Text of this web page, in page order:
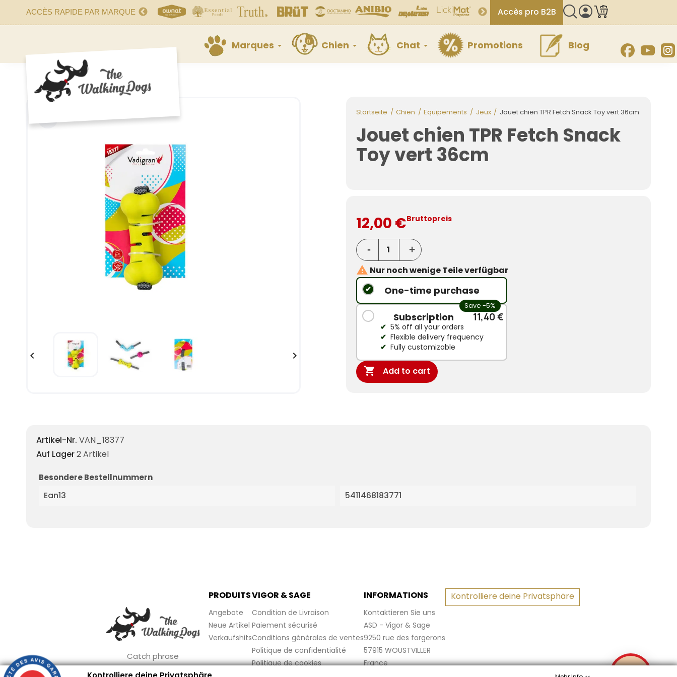
ACCÈS RAPIDE PAR MARQUE Accès pro B2B
Marques Chien Chat Promotions Blog Facebook
 
Startseite Chien Equipements Jeux Jouet chien TPR Fetch Snack Toy vert 36cm
Jouet chien TPR Fetch Snack
Toy vert 36cm
12,00 €Bruttopreis
 Nur noch wenige Teile verfügbar
One-time purchase
Save -5%
Subscription 11,40 €
5% off all your orders
Flexible delivery frequency
Fully customizable
 Add to cart
Artikel-Nr. VAN_18377
Auf Lager2 Artikel
Besondere Bestellnummern
Ean13 5411468183771
Catch phrase
PRODUITS
Angebote
Neue Artikel
Verkaufshits
VIGOR & SAGE
Condition de Livraison
Paiement sécurisé
Conditions générales de ventes
Politique de confidentialité
Politique de cookies
INFORMATIONS
Kontaktieren Sie uns
ASD - Vigor & Sage
9250 rue des forgerons
57915 WOUSTVILLER
France
Kontrolliere deine Privatsphäre